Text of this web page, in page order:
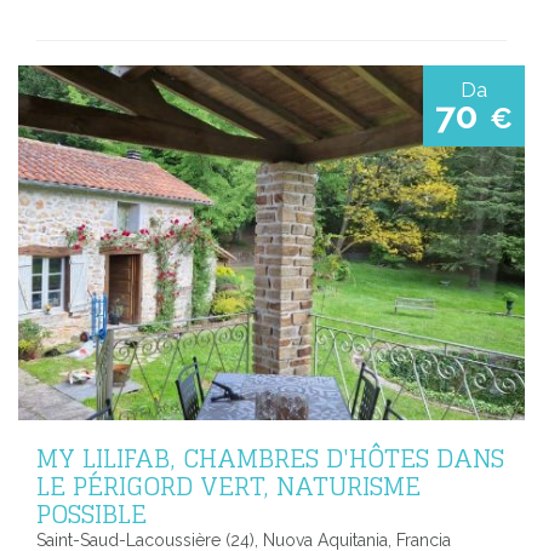
Da
70 €
MY LILIFAB, CHAMBRES D'HÔTES DANS
LE PÉRIGORD VERT, NATURISME
POSSIBLE
Saint-Saud-Lacoussière (24), Nuova Aquitania, Francia